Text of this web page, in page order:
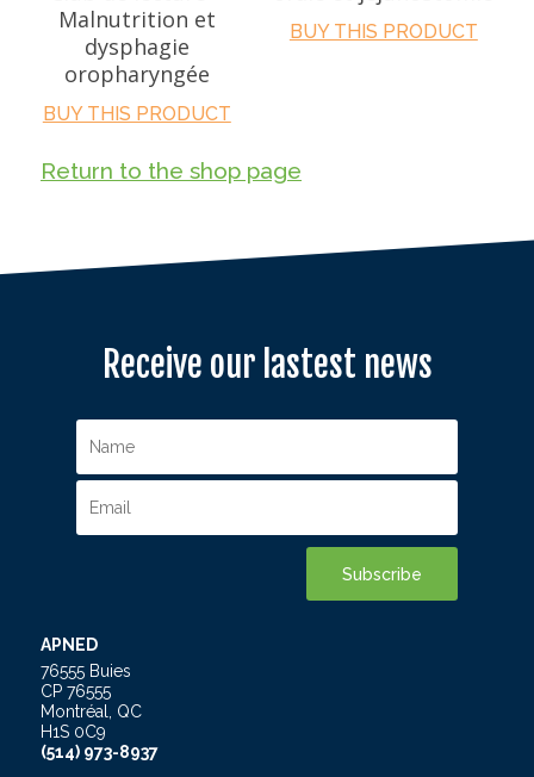
Malnutrition et
dysphagie
oropharyngée
BUY THIS PRODUCT
BUY THIS PRODUCT
Return to the shop page
Receive our lastest news
APNED
76555 Buies
CP 76555
Montréal, QC
H1S 0C9
(514) 973-8937